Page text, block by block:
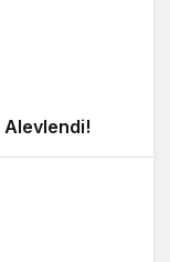
Alevlendi!